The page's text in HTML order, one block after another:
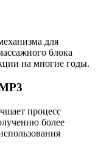
для
блока
на многие годы.
процесс
более